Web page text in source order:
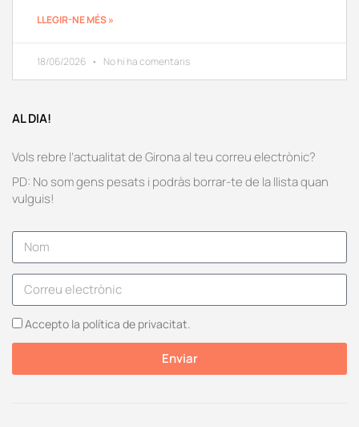
LLEGIR-NE MÉS »
18/06/2026 No hi ha comentaris
AL DIA!
Vols rebre l’actualitat de Girona al teu correu electrònic?
PD: No som gens pesats i podràs borrar-te de la llista quan
vulguis!
Accepto la política de privacitat.
Enviar